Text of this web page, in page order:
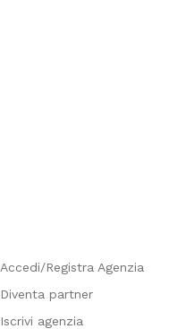
Accedi/Registra Agenzia
Diventa partner
Iscrivi agenzia